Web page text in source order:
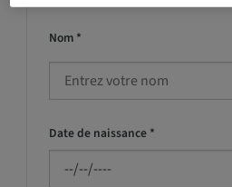
Nom *
Date de naissance *